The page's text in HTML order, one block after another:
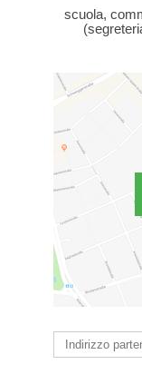
scuola,